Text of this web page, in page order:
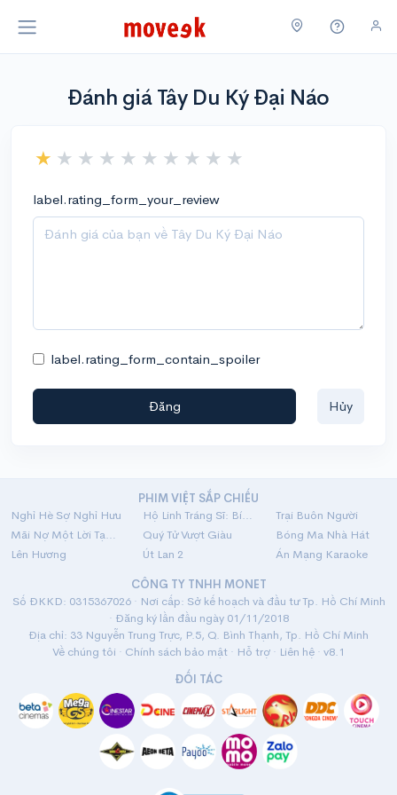
Đánh giá Tây Du Ký Đại Náo
label.rating_form_your_review
label.rating_form_contain_spoiler
Đăng Hủy
PHIM VIỆT SẮP CHIẾU
Nghỉ Hè Sợ Nghỉ Hưu
Hộ Linh Tráng Sĩ: Bí Ẩn Mộ Vua Đinh
Trại Buôn Người
Mãi Nợ Một Lời Tạm Biệt
Quý Tử Vượt Giàu
Bóng Ma Nhà Hát
Lên Hương
Út Lan 2
Án Mạng Karaoke
CÔNG TY TNHH MONET
Số ĐKKD: 0315367026 · Nơi cấp: Sở kế hoạch và đầu tư Tp. Hồ Chí Minh
· Đăng ký lần đầu ngày 01/11/2018
Địa chỉ: 33 Nguyễn Trung Trực, P.5, Q. Bình Thạnh, Tp. Hồ Chí Minh
Về chúng tôi · Chính sách bảo mật · Hỗ trợ · Liên hệ · v8.1
ĐỐI TÁC